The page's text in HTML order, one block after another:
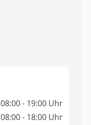
08:00 - 19:00 Uhr
08:00 - 18:00 Uhr